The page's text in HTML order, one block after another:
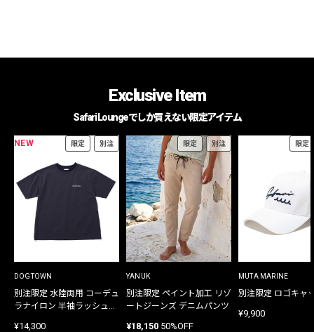
Exclusive Item
Safari Loungeでしか買えない限定アイテム
NEW 限定 別注
DOGTOWN
別注限定 水陸両用 コーデュ
ラナイロン 半袖ラッシュガ
¥14,300
限定 別注
YANUK
別注限定 ペイント加工 リゾ
ートジーンズ デニムパンツ
¥18,150 50%OFF
限定
MUTA MARINE
別注限定 ロゴキャ
¥9,900